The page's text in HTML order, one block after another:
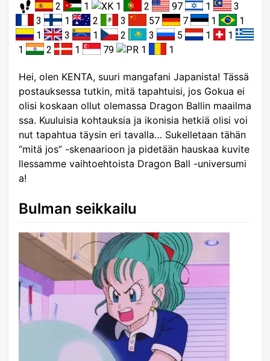
2 1 1 2 97 1
3
3
1 2 3 57 7 1
1
1
3 1 2 3 5 1
1
1
2 1 79 1 1
Hei, olen KENTA, suuri mangafani Japanista! Tässä
postauksessa tutkin, mitä tapahtuisi, jos Gokua ei
olisi koskaan ollut olemassa Dragon Ballin maailma
ssa. Kuuluisia kohtauksia ja ikonisia hetkiä olisi voi
nut tapahtua täysin eri tavalla… Sukelletaan tähän
“mitä jos” -skenaarioon ja pidetään hauskaa kuvite
llessamme vaihtoehtoista Dragon Ball -universumi
a!
Bulman seikkailu